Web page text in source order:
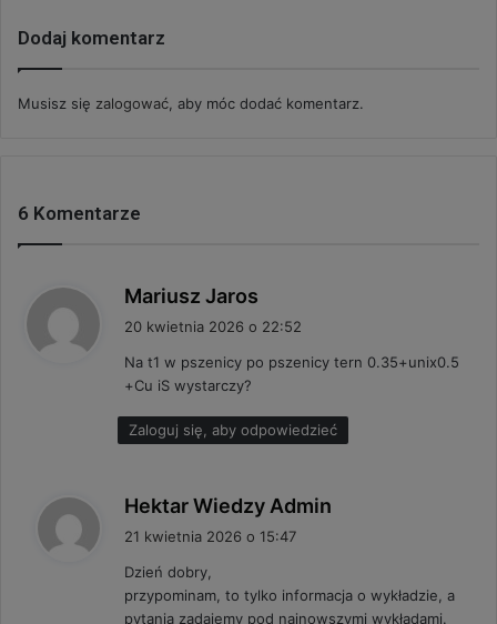
Dodaj komentarz
Musisz się zalogować, aby móc dodać komentarz.
6 Komentarze
Mariusz Jaros
z
:
20 kwietnia 2026 o 22:52
Na t1 w pszenicy po pszenicy tern 0.35+unix0.5
+Cu iS wystarczy?
Zaloguj się, aby odpowiedzieć
Hektar Wiedzy Admin
e
21 kwietnia 2026 o 15:47
Dzień dobry,
przypominam, to tylko informacja o wykładzie, a
pytania zadajemy pod najnowszymi wykładami.